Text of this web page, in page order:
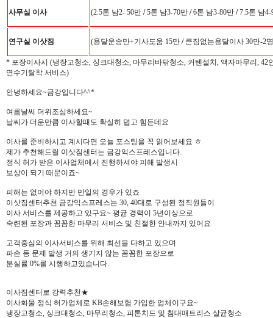
사무실 이사 (2.5톤 남2- 50만 /5톤 남3-70만 /6톤 남3-80만 /7.5톤 남
연구실 이삿짐 (용달운송만+기사도움 15만 /큰짐없는용달이사 30만-2
* 포장이사시 (냉장고청소, 싱크대청소, 마무리바닦청소, 커텐설치, 액자마무리,
연수기탈착 서비스)
안녕하세요~금강입니다^^*
여름날씨 더위조심하세요~
날씨가 더운만큼 이사할때도 확실히 덥고 힘든데요
이사를 준비하시고 계시다면 오늘 포스팅을 꼭 읽어보세요 ㅎ
제가 추천해드릴 이삿짐센터는 금강익스프레스입니다.
정식 허가 받은 이사업체에서 진행하셔야 피해 발생시
보상이 되기 때문이죠~
피해는 없어야 하지만 만일의 경우가 있죠
이삿짐센터추천 금강익스프레스는 30, 40대로 구성된 정직원들이
이사 서비스를 제공하고 있구요~ 평균 경력이 5년이상으로
숙련된 포장과 꼼꼼한 마무리 서비스 및 친절한 안내까지 있어요
고객중심의 이사서비스를 위해 최선을 다하고 있으며
파손 등 문제 발생 거의 생기지 않는 꼼꼼한 포장으로
분실률 0%를 시행하고있습니다.
이사짐센터로 강력추천★
이사화물 정식 허가업체로 KB손해보험 가입한 업체이구요~
냉장고청소, 싱크대청소, 마무리청소, 피톤치드 및 침대매트리스 살균청소